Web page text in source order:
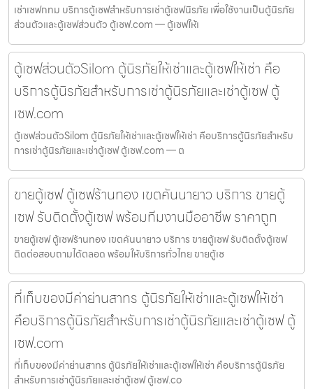
เช่าเซฟกทม บริการตู้เซฟสำหรับการเช่าตู้เซฟนิรภัย เพื่อใช้งานเป็นตู้นิรภัย
ส่วนตัวและตู้เซฟส่วนตัว ตู้เซฟ.com — ตู้เซฟให้เ
ตู้เซฟส่วนตัวSilom ตู้นิรภัยให้เช่าและตู้เซฟให้เช่า คือ
บริการตู้นิรภัยสำหรับการเช่าตู้นิรภัยและเช่าตู้เซฟ ตู้
เซฟ.com
ตู้เซฟส่วนตัวSilom ตู้นิรภัยให้เช่าและตู้เซฟให้เช่า คือบริการตู้นิรภัยสำหรับ
การเช่าตู้นิรภัยและเช่าตู้เซฟ ตู้เซฟ.com — ต
ขายตู้เซฟ ตู้เซฟร้านทอง เขตคันนายาว บริการ ขายตู้
เซฟ รับติดตั้งตู้เซฟ พร้อมทีมงานมืออาชีพ ราคาถูก
ขายตู้เซฟ ตู้เซฟร้านทอง เขตคันนายาว บริการ ขายตู้เซฟ รับติดตั้งตู้เซฟ
ติดต่อสอบถามได้ตลอด พร้อมให้บริการทั่วไทย ขายตู้เซ
ที่เก็บของมีค่าย่านสาทร ตู้นิรภัยให้เช่าและตู้เซฟให้เช่า
คือบริการตู้นิรภัยสำหรับการเช่าตู้นิรภัยและเช่าตู้เซฟ ตู้
เซฟ.com
ที่เก็บของมีค่าย่านสาทร ตู้นิรภัยให้เช่าและตู้เซฟให้เช่า คือบริการตู้นิรภัย
สำหรับการเช่าตู้นิรภัยและเช่าตู้เซฟ ตู้เซฟ.co